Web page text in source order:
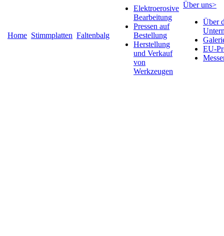
Home Stimmplatten Faltenbalg
Elektroerosive
Bearbeitung
Pressen auf
Bestellung
Herstellung
und Verkauf
von
Werkzeugen
Über uns>
Über
EU-